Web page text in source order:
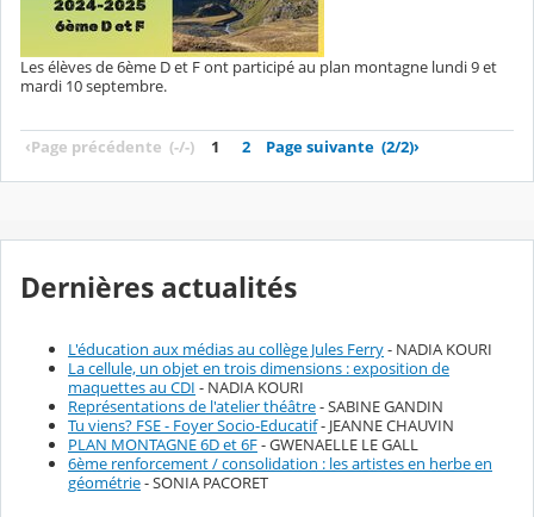
Les élèves de 6ème D et F ont participé au plan montagne lundi 9 et
mardi 10 septembre.
‹Page précédente (-/-) 1 2 Page suivante (2/2)›
Dernières actualités
L'éducation aux médias au collège Jules Ferry- NADIA KOURI
La cellule, un objet en trois dimensions : exposition de
maquettes au CDI - NADIA KOURI
Représentations de l'atelier théâtre- SABINE GANDIN
Tu viens? FSE - Foyer Socio-Educatif- JEANNE CHAUVIN
PLAN MONTAGNE 6D et 6F- GWENAELLE LE GALL
6ème renforcement / consolidation : les artistes en herbe en
géométrie- SONIA PACORET